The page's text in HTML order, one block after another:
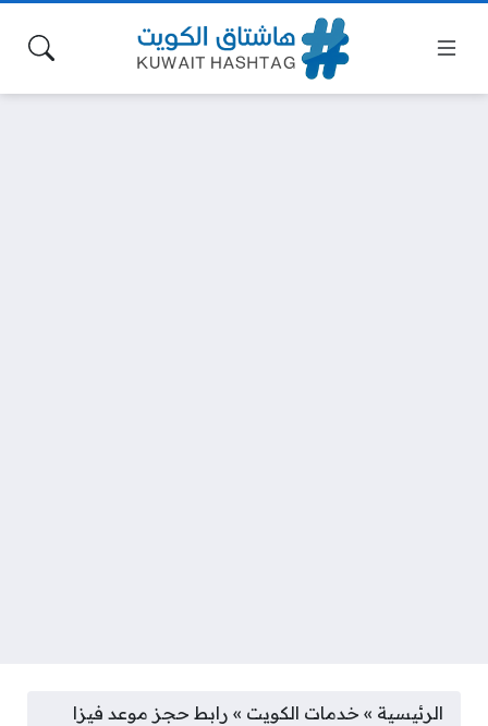
الرئيسية » خدمات الكويت » رابط حجز موعد فيزا